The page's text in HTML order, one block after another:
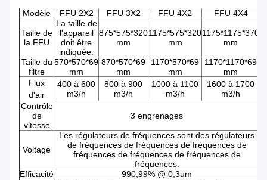
Modèle FFU 2X2 FFU 3X2 FFU 4X2 FFU 4X4
Taille de
la FFU
La taille de
l'appareil
doit être
indiquée.
875*575*320
mm
1175*575*320
mm
1175*1175*370
mm
Taille du
filtre
570*570*69
mm
870*570*69
mm
1170*570*69
mm
1170*1170*69
mm
Flux
d'air
400 à 600
m3/h
800 à 900
m3/h
1000 à 1100
m3/h
1600 à 1700
m3/h
Contrôle
de
vitesse
3 engrenages
Voltage
Les régulateurs de fréquences sont des régulateurs
de fréquences de fréquences de fréquences de
fréquences de fréquences de fréquences de
fréquences.
Efficacité
990,99% @ 0,3um